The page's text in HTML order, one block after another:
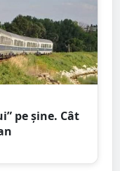
pe şine. Cât